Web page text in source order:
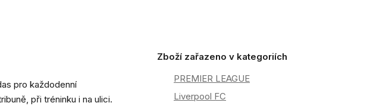
pro každodenní
při tréninku i na ulici.
Zboží zařazeno v kategoriích
PREMIER LEAGUE
Liverpool FC